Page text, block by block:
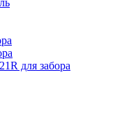
для забора